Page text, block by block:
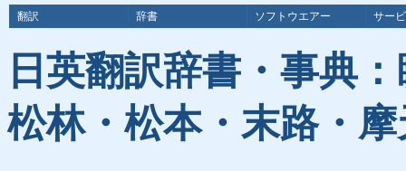
翻訳 辞書 ソフトウエアー サー
日英翻訳辞書・事典
松林・松本・末路・